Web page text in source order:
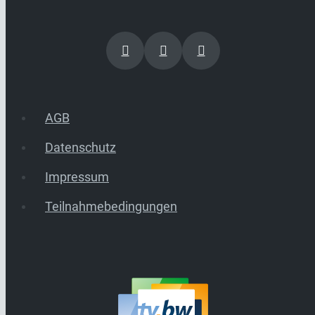
AGB
Datenschutz
Impressum
Teilnahmebedingungen